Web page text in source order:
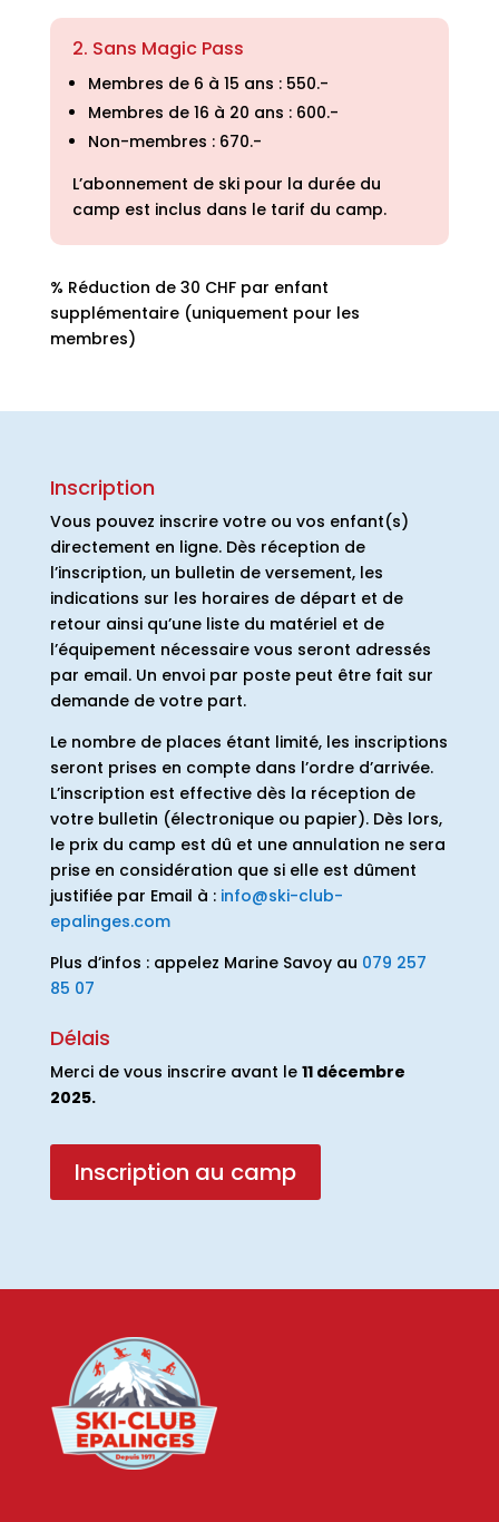
2. Sans Magic Pass
Membres de 6 à 15 ans : 550.-
Membres de 16 à 20 ans : 600.-
Non-membres : 670.-
L’abonnement de ski pour la durée du
camp est inclus dans le tarif du camp.
% Réduction de 30 CHF par enfant
supplémentaire (uniquement pour les
membres)
Inscription
Vous pouvez inscrire votre ou vos enfant(s)
directement en ligne. Dès réception de
l’inscription, un bulletin de versement, les
indications sur les horaires de départ et de
retour ainsi qu’une liste du matériel et de
l’équipement nécessaire vous seront adressés
par email. Un envoi par poste peut être fait sur
demande de votre part.
Le nombre de places étant limité, les inscriptions
seront prises en compte dans l’ordre d’arrivée.
L’inscription est effective dès la réception de
votre bulletin (électronique ou papier). Dès lors,
le prix du camp est dû et une annulation ne sera
prise en considération que si elle est dûment
justifiée par Email à : info@ski-club-
epalinges.com
Plus d’infos : appelez Marine Savoy au 079 257
85 07
Délais
Merci de vous inscrire avant le 11 décembre
2025.
Inscription au camp